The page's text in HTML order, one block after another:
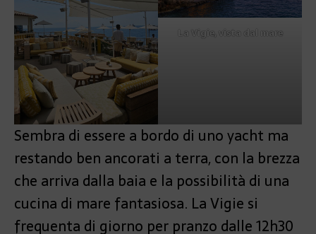
La Vigie, vista dal mare
Sembra di essere a bordo di uno yacht ma
restando ben ancorati a terra, con la brezza
che arriva dalla baia e la possibilità di una
cucina di mare fantasiosa. La Vigie si
frequenta di giorno per pranzo dalle 12h30